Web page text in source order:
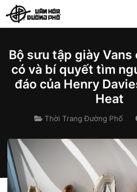
Bộ sưu tập giày Vans
có và bí quyết tìm
đáo của Henry
Heat
Thời Trang Đường Phố